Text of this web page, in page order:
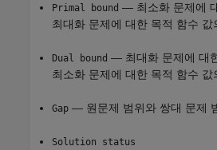
Primal bound — 최소화 문제에
최대화 문제에 대한 목적 함수 값
Dual bound — 최대화 문제에 대
최소화 문제에 대한 목적 함수 값
Gap — 원문제 범위와 쌍대 문제
Solution status